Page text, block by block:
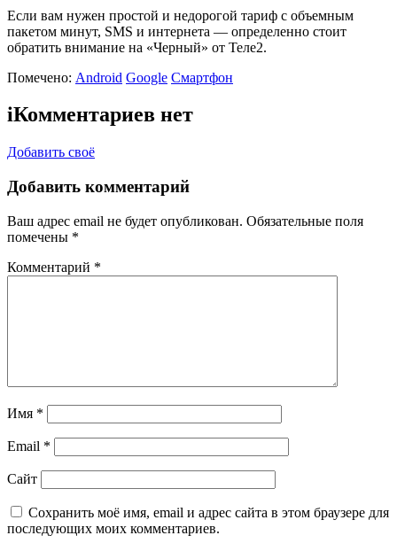
Если вам нужен простой и недорогой тариф с объемным
пакетом минут, SMS и интернета — определенно стоит
обратить внимание на «Черный» от Теле2.
Помечено: Android Google Смартфон
iКомментариев нет
Добавить своё
Добавить комментарий
Ваш адрес email не будет опубликован. Обязательные поля
помечены *
Комментарий *
Имя *
Email *
Сайт
Сохранить моё имя, email и адрес сайта в этом браузере для
последующих моих комментариев.